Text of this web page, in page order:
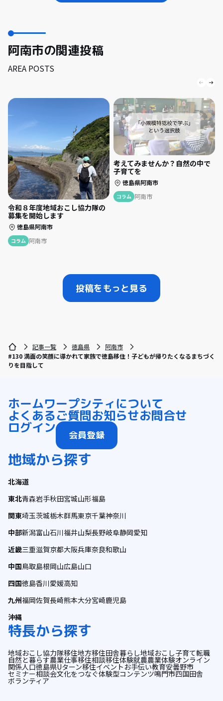
阿南市の関連投稿
AREA POSTS
令和８年度地域おこし協力隊の
募集を開始します
徳島県阿南市
コラム 阿南市
考えてみませんか？自然の中で
子育てを
徳島県阿南市
コラム 阿南市
投稿をもっと見る
記事一覧 徳島県
阿南市
#130 満面の笑顔に導かれて家族で徳島移住！子どもが帰りたくなるまちづく
りを目指して
ホームワープシティについて
よくあるご質問お知らせお問合せ
ログイン 会員登録
地域から探す
北海道
東北青森岩手秋田宮城山形福島
関東埼玉茨城栃木群馬東京千葉神奈川
中部新潟富山石川福井山梨長野岐阜静岡愛知
近畿三重滋賀京都大阪兵庫奈良和歌山
中国鳥取島根岡山広島山口
四国徳島香川愛媛高知
九州福岡佐賀長崎熊本大分宮崎鹿児島
沖縄
特長から探す
地域おこし協力隊移住地方移住田舎暮らし地域おこし子育て転職
自然と暮らす農業仕事移住相談移住体験就農農業体験オンライン
関係人口徳島県Uターン移住イベント お手伝い教育安曇野市
セミナー相談会文化をつなぐ体験型コンテンツ鳴門市四国田舎
ボランティア